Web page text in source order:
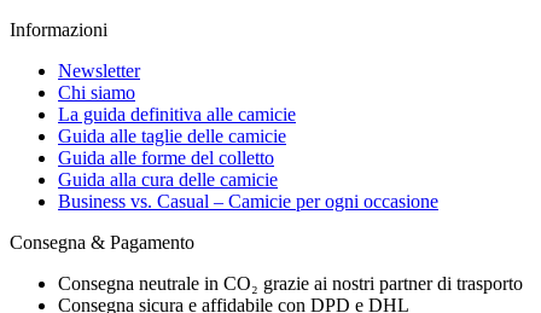
Informazioni
Newsletter
Chi siamo
La guida definitiva alle camicie
Guida alle taglie delle camicie
Guida alle forme del colletto
Guida alla cura delle camicie
Business vs. Casual – Camicie per ogni occasione
Consegna & Pagamento
Consegna neutrale in CO₂ grazie ai nostri partner di trasporto
Consegna sicura e affidabile con DPD e DHL